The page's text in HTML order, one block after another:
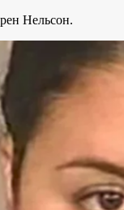
Нельсон.